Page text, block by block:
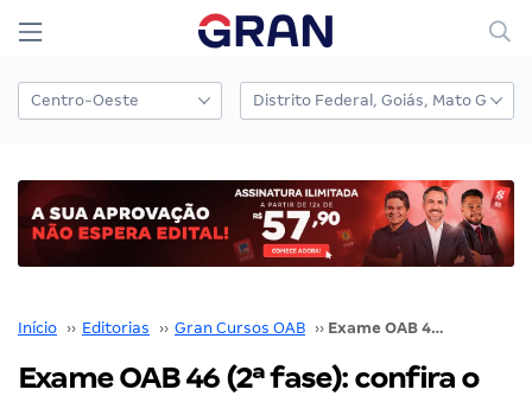
Início ›› Editorias ›› Gran Cursos OAB ›› Exame OAB 46 (2ª fase): confira o gabarito preliminar!
Exame OAB 46 (2ª fase): confira o